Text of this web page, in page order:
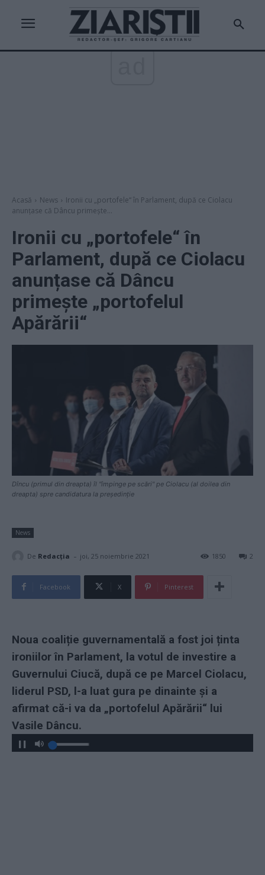
Acasă News
Ironii cu „portofele“ în Parlament, după ce Ciolacu
anunțase că Dâncu primește...
Ironii cu „portofele“ în
Parlament, după ce Ciolacu
anunțase că Dâncu
primește „portofelul
Apărării“
Dîncu (primul din dreapta) îl "împinge pe scări" pe Ciolacu (al doilea din
dreapta) spre candidatura la președinție
News
De Redacţia - joi, 25 noiembrie 2021 2
1850
Facebook X Pinterest
Noua coaliție guvernamentală a fost joi ținta
ironiilor în Parlament, la votul de investire a
Guvernului Ciucă, după ce pe Marcel Ciolacu,
liderul PSD, l-a luat gura pe dinainte și a
afirmat că-i va da „portofelul Apărării“ lui
Vasile Dâncu.